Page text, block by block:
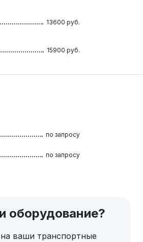
13600 руб.
15900 руб.
по запросу
по запросу
оборудование?
ваши транспортные